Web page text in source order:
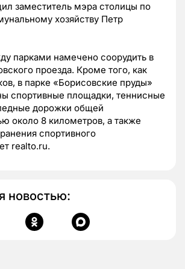
заместитель мэра столицы по
хозяйству Петр
парками намечено соорудить в
проезда. Кроме того, как
в парке «Борисовские пруды»
спортивные площадки, теннисные
дорожки общей
около 8 километров, а также
спортивного
realto.ru.
новостью: